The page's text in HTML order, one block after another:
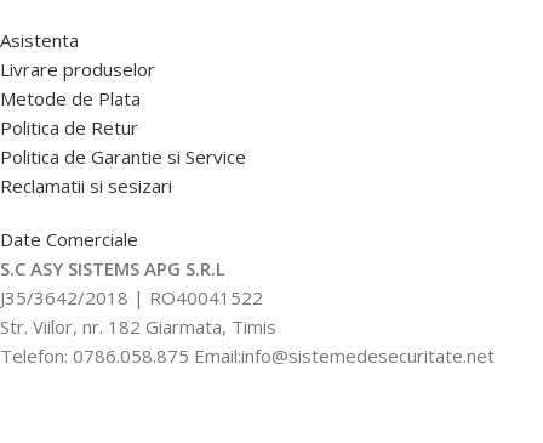
Asistenta
Livrare produselor
Metode de Plata
Politica de Retur
Politica de Garantie si Service
Reclamatii si sesizari
Date Comerciale
S.C ASY SISTEMS APG S.R.L
J35/3642/2018 | RO40041522
Str. Viilor, nr. 182 Giarmata, Timis
Telefon: 0786.058.875 Email:info@sistemedesecuritate.net